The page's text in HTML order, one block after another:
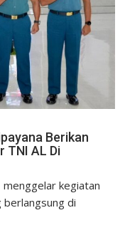
Berikan
TNI AL Di
kegiatan
berlangsung di